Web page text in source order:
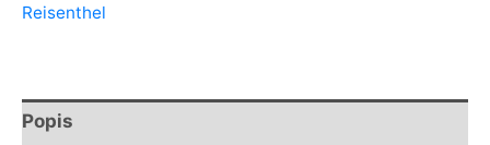
Reisenthel
Popis